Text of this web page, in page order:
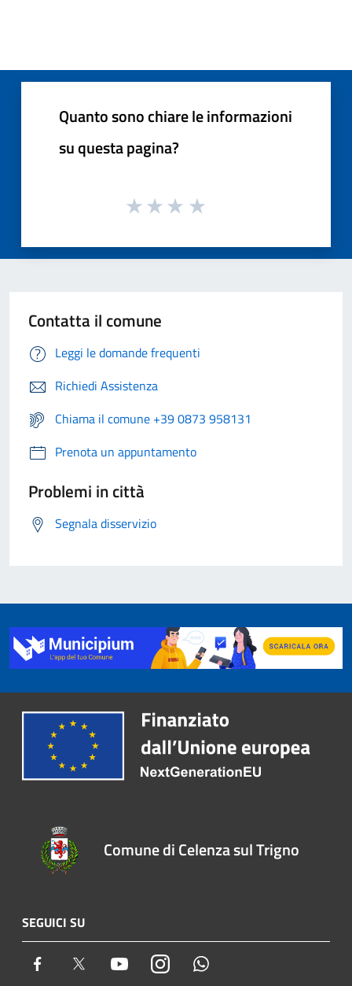
Quanto sono chiare le informazioni
su questa pagina?
Contatta il comune
Leggi le domande frequenti
Richiedi Assistenza
Chiama il comune +39 0873 958131
Prenota un appuntamento
Problemi in città
Segnala disservizio
Comune di Celenza sul Trigno
SEGUICI SU
Facebook Twitter YoutubeInstagram